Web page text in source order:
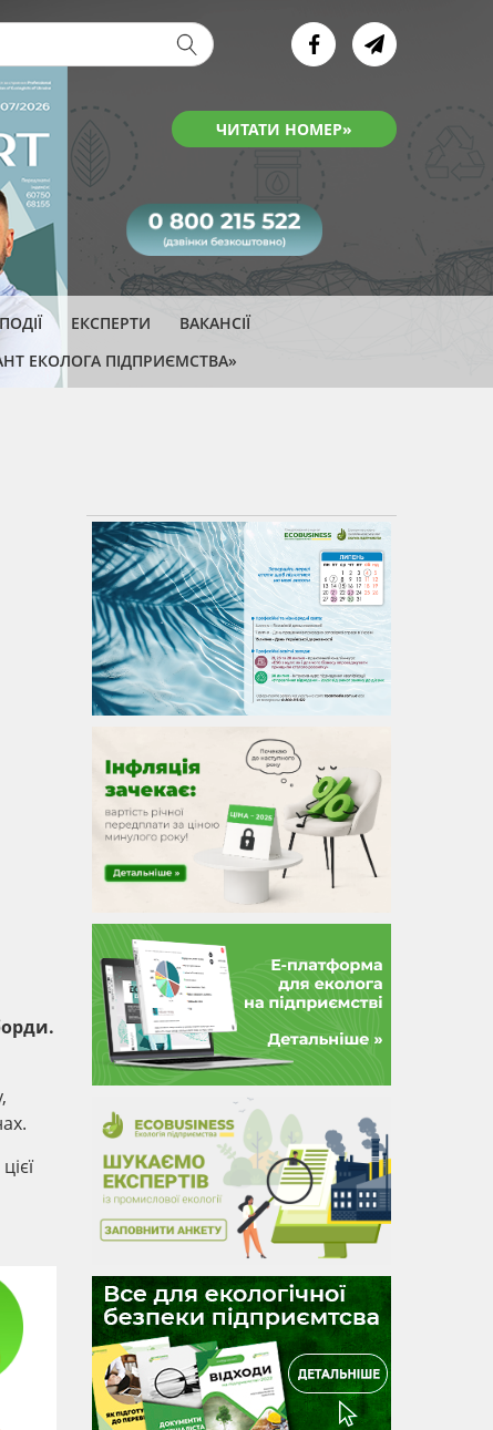
форма
ЕКСПЕРТИ
ВАКАНСІЇ
ЕКОЛОГА ПІДПРИЄМСТВА»